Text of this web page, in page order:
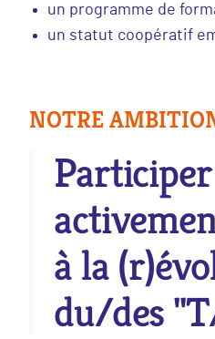
un programme de
un statut coopératif
NOTRE
Participer
à la
du/des